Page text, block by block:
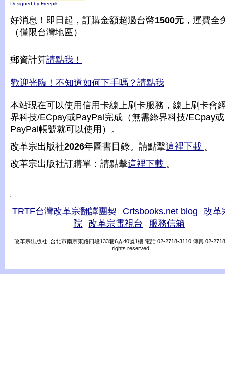
Designed by Freepik
好消息！即日起，訂購金額超過台幣1500元 ，運費全
（僅限台灣地區）
郵資計算請點我！
歡迎光臨！不知道如何下手嗎？請點我
本站現在可以使用信用卡線上刷卡服務，線上刷卡會
界科技/ECpay或PayPal完成（無需綠界科技/ECpay或
PayPal帳號就可以使用）。
改革宗出版社2026年圖書目錄。請點擊這裡下載 。
改革宗出版社訂購單：請點擊這裡下載 。
TRTF台灣改革宗翻譯團契 Crtsbooks.net blog
改革
院
改革宗電視台 服務信箱
改革宗出版社 台北市南京東路四段133巷6弄40號1樓 電話 02-2718-3110 傳真 02-
rights reserved